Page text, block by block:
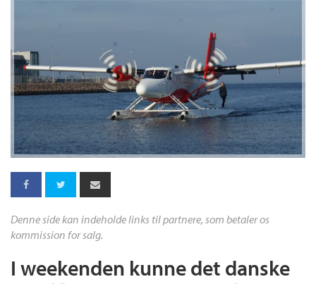
Denne side kan indeholde links til partnere, som betaler os
kommission for salg.
I weekenden kunne det danske